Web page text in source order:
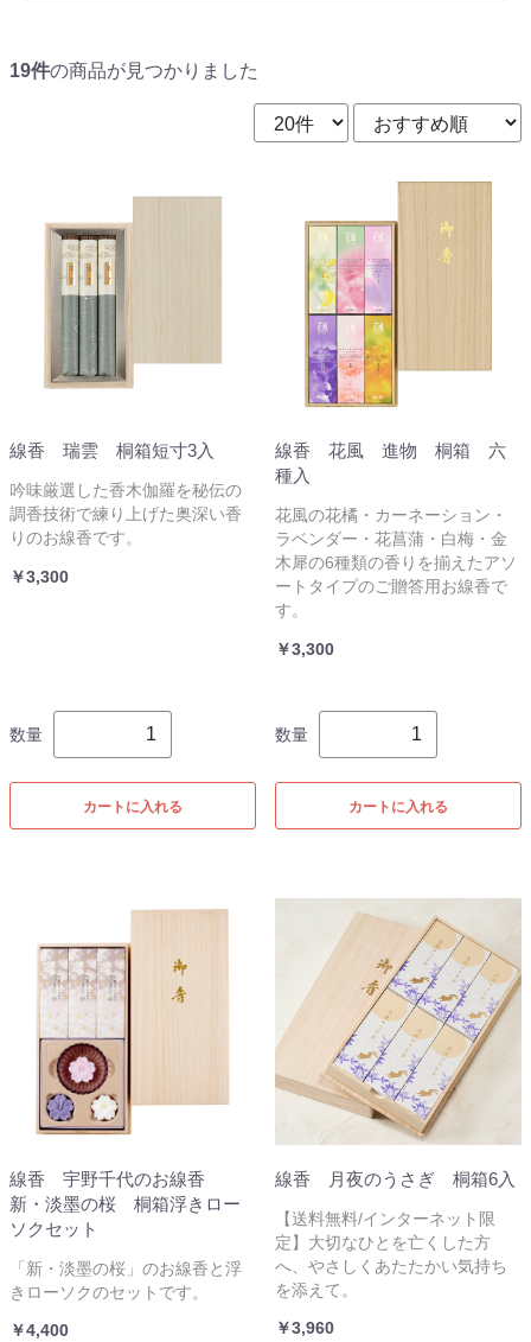
19件の商品が見つかりました
線香 瑞雲 桐箱短寸3入
吟味厳選した香木伽羅を秘伝の
調香技術で練り上げた奥深い香
りのお線香です。
￥3,300
数量
カートに入れる
線香 花風 進物 桐箱 六
種入
花風の花橘・カーネーション・
ラベンダー・花菖蒲・白梅・金
木犀の6種類の香りを揃えたアソ
ートタイプのご贈答用お線香で
す。
￥3,300
数量
カートに入れる
線香 宇野千代のお線香
新・淡墨の桜 桐箱浮きロー
ソクセット
「新・淡墨の桜」のお線香と浮
きローソクのセットです。
￥4,400
線香 月夜のうさぎ 桐箱6入
【送料無料/インターネット限
定】大切なひとを亡くした方
へ、やさしくあたたかい気持ち
を添えて。
￥3,960